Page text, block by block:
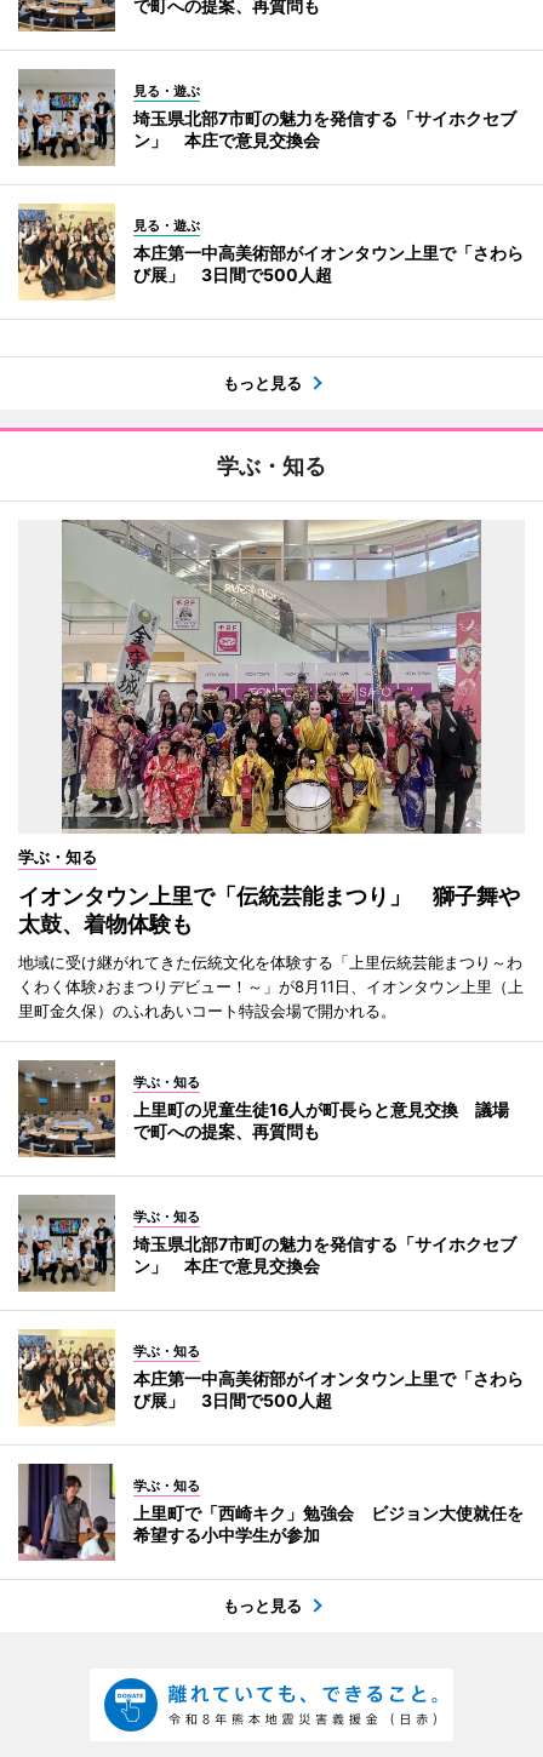
で町への提案、再質問も
見る・遊ぶ
埼玉県北部7市町の魅力を発信する「サイホクセブ
ン」 本庄で意見交換会
見る・遊ぶ
本庄第一中高美術部がイオンタウン上里で「さわら
び展」 3日間で500人超
もっと見る
学ぶ・知る
学ぶ・知る
イオンタウン上里で「伝統芸能まつり」 獅子舞や
太鼓、着物体験も
地域に受け継がれてきた伝統文化を体験する「上里伝統芸能まつり～わ
くわく体験♪おまつりデビュー！～」が8月11日、イオンタウン上里（上
里町金久保）のふれあいコート特設会場で開かれる。
学ぶ・知る
上里町の児童生徒16人が町長らと意見交換 議場
で町への提案、再質問も
学ぶ・知る
埼玉県北部7市町の魅力を発信する「サイホクセブ
ン」 本庄で意見交換会
学ぶ・知る
本庄第一中高美術部がイオンタウン上里で「さわら
び展」 3日間で500人超
学ぶ・知る
上里町で「西崎キク」勉強会 ビジョン大使就任を
希望する小中学生が参加
もっと見る